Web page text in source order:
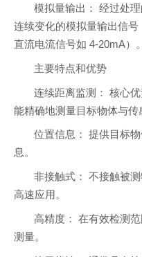
模拟量输出： 经过处
连续变化的模拟量输出信
直流电流信号如 4-20mA）。
主要特点和优势
连续距离监测： 核心
能精确地测量目标物体与传
位置信息： 提供目标
息。
非接触式： 不接触被
高速应用。
高精度： 在有效检测
测量。